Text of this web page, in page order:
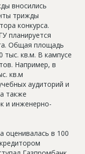
вносились
трижды
конкурса.
планируется
Общая площадь
тыс. кв.м. В кампусе
Например, в
кв.м
аудиторий и
также
и инженерно-
оценивалась в 100